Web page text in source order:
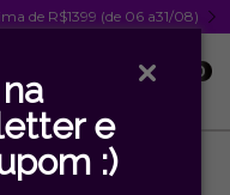
e
:)
de R$1399 (de 06 a31/08)
0